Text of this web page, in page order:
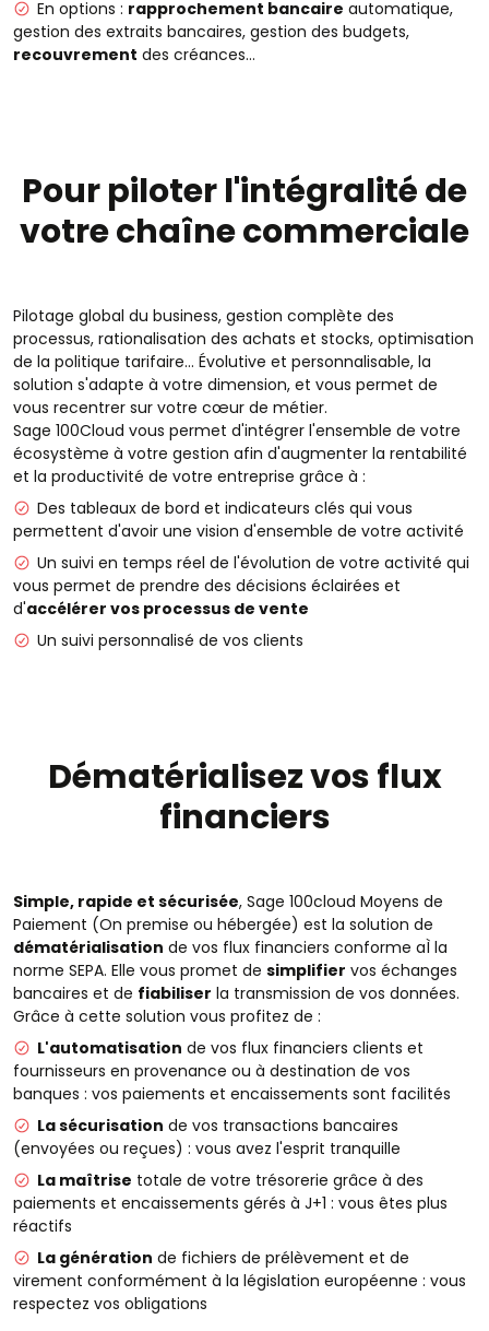
En options : rapprochement bancaire automatique,
gestion des extraits bancaires, gestion des budgets,
recouvrement des créances…
Pour piloter l'intégralité de
votre chaîne commerciale
Pilotage global du business, gestion complète des
processus, rationalisation des achats et stocks, optimisation
de la politique tarifaire… Évolutive et personnalisable, la
solution s'adapte à votre dimension, et vous permet de
vous recentrer sur votre cœur de métier.
Sage 100Cloud vous permet d'intégrer l'ensemble de votre
écosystème à votre gestion afin d'augmenter la rentabilité
et la productivité de votre entreprise grâce à :
Des tableaux de bord et indicateurs clés qui vous
permettent d'avoir une vision d'ensemble de votre activité
Un suivi en temps réel de l'évolution de votre activité qui
vous permet de prendre des décisions éclairées et
d'accélérer vos processus de vente
Un suivi personnalisé de vos clients
Dématérialisez vos flux
financiers
Simple, rapide et sécurisée, Sage 100cloud Moyens de
Paiement (On premise ou hébergée) est la solution de
dématérialisation de vos flux financiers conforme aÌ la
norme SEPA. Elle vous promet de simplifier vos échanges
bancaires et de fiabiliser la transmission de vos données.
Grâce à cette solution vous profitez de :
L'automatisation de vos flux financiers clients et
fournisseurs en provenance ou à destination de vos
banques : vos paiements et encaissements sont facilités
La sécurisation de vos transactions bancaires
(envoyées ou reçues) : vous avez l'esprit tranquille
La maîtrise totale de votre trésorerie grâce à des
paiements et encaissements gérés à J+1 : vous êtes plus
réactifs
La génération de fichiers de prélèvement et de
virement conformément à la législation européenne : vous
respectez vos obligations